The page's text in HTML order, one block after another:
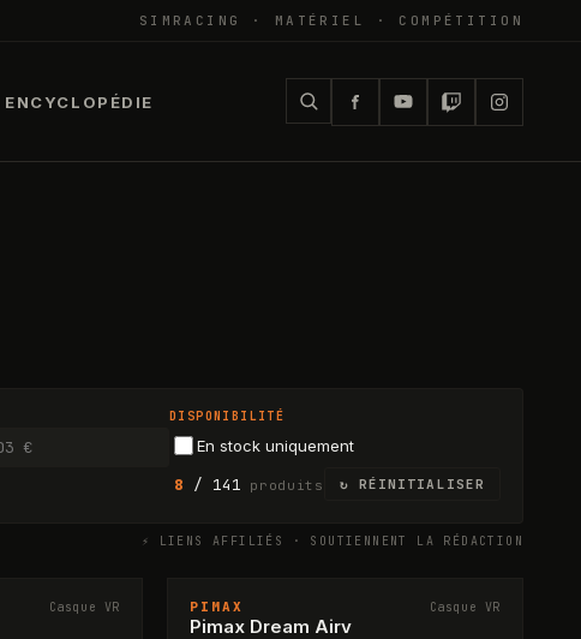
SIMRACING · MATÉRIEL · COMPÉTITION
ENCYCLOPÉDIE
DISPONIBILITÉ
En stock uniquement
8 / 141 produits ↻ RÉINITIALISER
⚡ LIENS AFFILIÉS · SOUTIENNENT LA RÉDACTION
Casque VR PIMAX Casque VR
Pimax Dream Airv